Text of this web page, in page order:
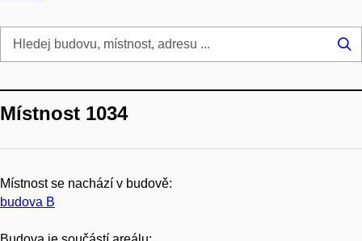
Místnost 1034
Místnost se nachází v budově:
budova B